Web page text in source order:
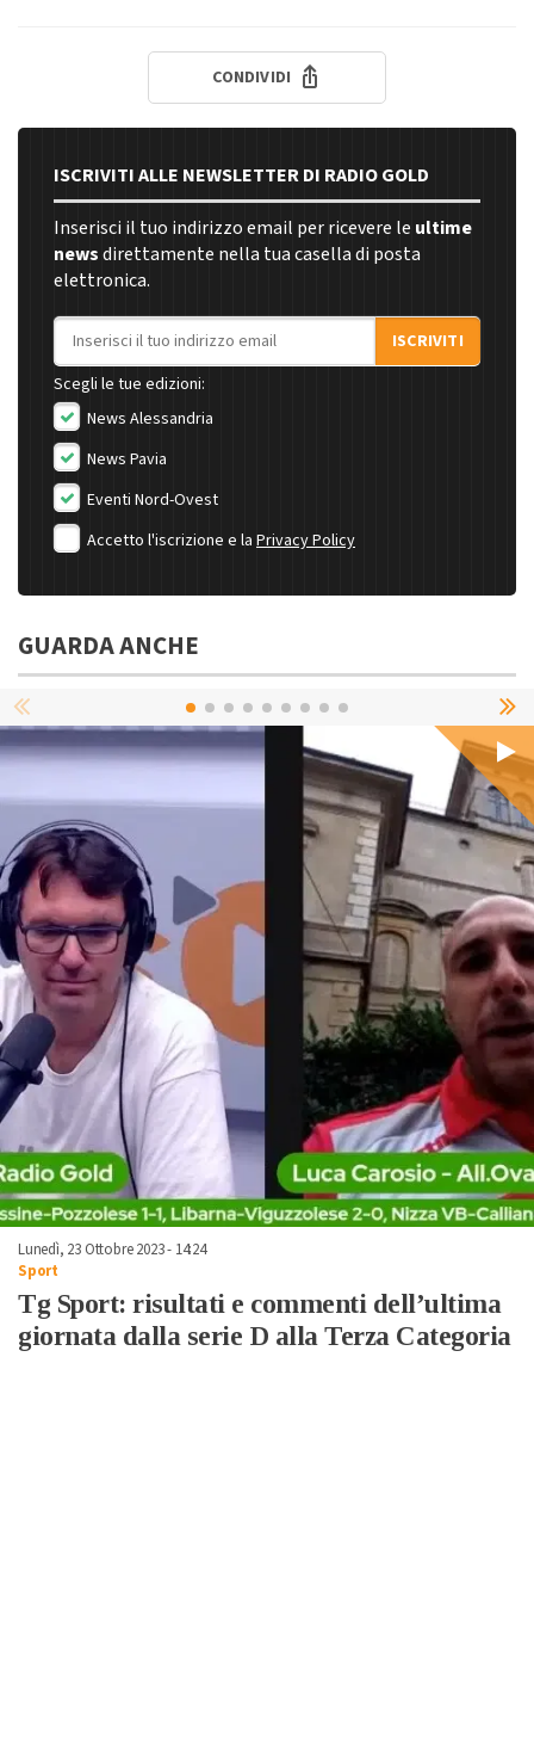
CONDIVIDI
ISCRIVITI ALLE NEWSLETTER DI RADIO GOLD
Inserisci il tuo indirizzo email per ricevere le ultime
newsdirettamente nella tua casella di posta
elettronica.
Indirizzo email
ISCRIVITI
Scegli le tue edizioni:
News Alessandria
News Pavia
Eventi Nord-Ovest
Accetto l'iscrizione e la Privacy Policy
GUARDA ANCHE
Lunedì, 23 Ottobre 2023 - 14:24
Sport
Tg Sport: risultati e commenti dell’ultima
giornata dalla serie D alla Terza Categoria